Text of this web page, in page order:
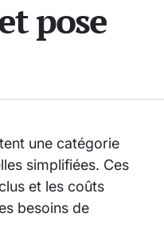
pose
une catégorie
simplifiées. Ces
et les coûts
besoins de